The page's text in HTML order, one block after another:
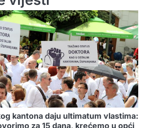
kantona daju ultimatum vlastima:
za 15 dana, krećemo u opći